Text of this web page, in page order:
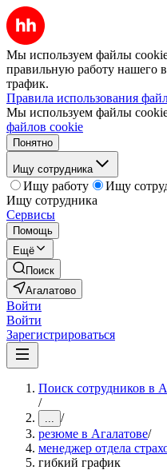
Мы используем файлы
правильную работу нашего
трафик.
Правила использования
Мы используем файлы
файлов cookie
Понятно
Ищу сотрудника
Ищу работу
Ищу
Ищу сотрудника
Сервисы
Помощь
Ещё
Поиск
Агалатово
Войти
Войти
Зарегистрироваться
Поиск сотрудников в
/
... /
резюме в Агалатове/
менеджер отдела
гибкий график